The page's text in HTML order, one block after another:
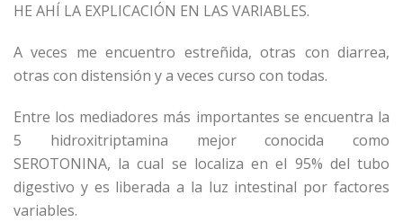
HE AHÍ LA EXPLICACIÓN EN LAS VARIABLES.
A veces me encuentro estreñida, otras con diarrea,
otras con distensión y a veces curso con todas.
Entre los mediadores más importantes se encuentra la
5 hidroxitriptamina mejor conocida como
SEROTONINA, la cual se localiza en el 95% del tubo
digestivo y es liberada a la luz intestinal por factores
variables.